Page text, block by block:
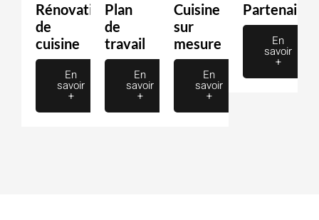
Rénovation
de
cuisine
En
savoir
+
Plan
de
travail
En
savoir
+
Cuisine
sur
mesure
En
savoir
+
Partenaire
En
savoir
+